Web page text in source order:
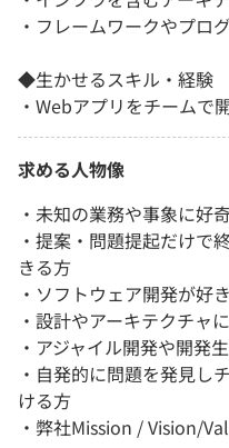
・フレームワークやプロ
◆生かせるスキル・経験
・Webアプリをチームで
求める人物像
・未知の業務や事象に好
・提案・問題提起だけで
きる方
・ソフトウェア開発が好
・設計やアーキテクチャ
・アジャイル開発や開発
・自発的に問題を発見し
ける方
・弊社Mission / Vision/